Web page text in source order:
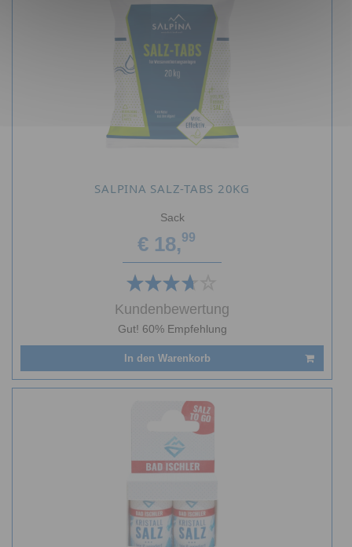
SALPINA SALZ-TABS 20KG
Sack
€ 18,99
Kundenbewertung
Gut! 60% Empfehlung
In den Warenkorb